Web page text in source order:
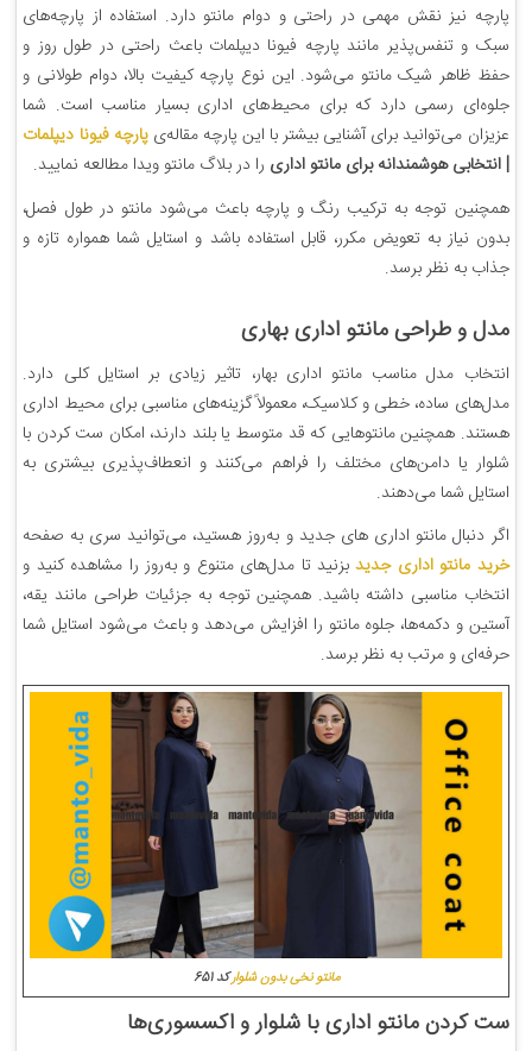
پارچه نیز نقش مهمی در راحتی و دوام مانتو دارد. استفاده از پارچه‌های
سبک و تنفس‌پذیر مانند پارچه فیونا دیپلمات باعث راحتی در طول روز و
حفظ ظاهر شیک مانتو می‌شود. این نوع پارچه کیفیت بالا، دوام طولانی و
جلوه‌ای رسمی دارد که برای محیط‌های اداری بسیار مناسب است. شما
عزیزان می‌توانید برای آشنایی بیشتر با این پارچه مقاله‌یپارچه فیونا دیپلمات
| انتخابی هوشمندانه برای مانتو اداری را در بلاگ مانتو ویدا مطالعه نمایید.
همچنین توجه به ترکیب رنگ و پارچه باعث می‌شود مانتو در طول فصل،
بدون نیاز به تعویض مکرر، قابل استفاده باشد و استایل شما همواره تازه و
جذاب به نظر برسد.
مدل و طراحی مانتو اداری بهاری
انتخاب مدل مناسب مانتو اداری بهار، تاثیر زیادی بر استایل کلی دارد.
مدل‌های ساده، خطی و کلاسیک، معمولاً گزینه‌های مناسبی برای محیط اداری
هستند. همچنین مانتوهایی که قد متوسط یا بلند دارند، امکان ست کردن با
شلوار یا دامن‌های مختلف را فراهم می‌کنند و انعطاف‌پذیری بیشتری به
استایل شما می‌دهند.
اگر دنبال مانتو اداری های جدید و به‌روز هستید، می‌توانید سری به صفحه
خرید مانتو اداری جدیدبزنید تا مدل‌های متنوع و به‌روز را مشاهده کنید و
انتخاب مناسبی داشته باشید. همچنین توجه به جزئیات طراحی مانند یقه،
آستین و دکمه‌ها، جلوه مانتو را افزایش می‌دهد و باعث می‌شود استایل شما
حرفه‌ای و مرتب به نظر برسد.
مانتو نخی بدون شلوارکد 651
ست کردن مانتو اداری با شلوار و اکسسوری‌ها